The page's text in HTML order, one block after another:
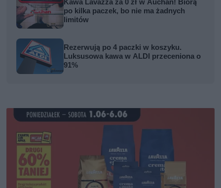
po kilka paczek, bo nie ma żadnych
limitów
Rezerwują po 4 paczki w koszyku.
Luksusowa kawa w ALDI przeceniona o
91%